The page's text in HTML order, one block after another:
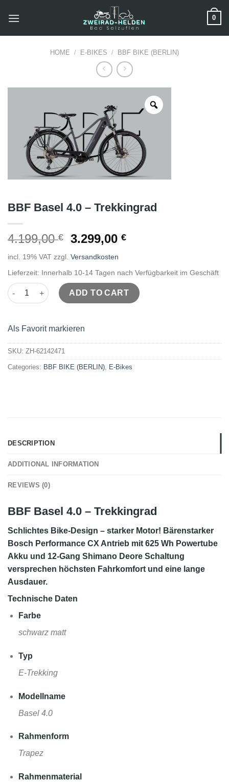
Inhalt
0
HOME / E-BIKES / BBF BIKE (BERLIN)
BBF Basel 4.0 – Trekkingrad
4.199,00€ 3.299,00€
incl. 19% VAT zzgl. Versandkosten
Lieferzeit: Innerhalb 10-14 Tagen nach Verfügbarkeit im Geschäft
BBF Basel 4.0 - Trekkingrad quantity
ADD TO CART
Als Favorit markieren
SKU: ZH-62142471
Categories: BBF BIKE (BERLIN) E-Bikes
DESCRIPTION
ADDITIONAL INFORMATION
REVIEWS (0)
BBF Basel 4.0 – Trekkingrad
Schlichtes Bike-Design – starker Motor! Bärenstarker
Bosch Performance CX Antrieb mit 625 Wh Powertube
Akku und 12-Gang Shimano Deore Schaltung
versprechen höchsten Fahrkomfort und eine lange
Ausdauer.
Technische Daten
Farbe
schwarz matt
Typ
E-Trekking
Modellname
Basel 4.0
Rahmenform
Trapez
Rahmenmaterial